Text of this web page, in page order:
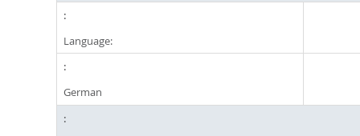
Language:
German